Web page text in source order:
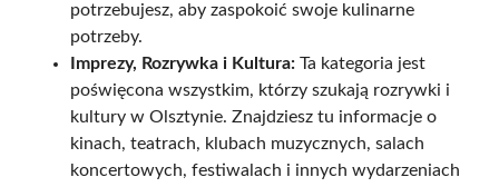
potrzebujesz, aby zaspokoić swoje kulinarne
potrzeby.
Imprezy, Rozrywka i Kultura: Ta kategoria jest
poświęcona wszystkim, którzy szukają rozrywki i
kultury w Olsztynie. Znajdziesz tu informacje o
kinach, teatrach, klubach muzycznych, salach
koncertowych, festiwalach i innych wydarzeniach